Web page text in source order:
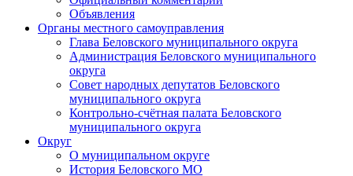
Объявления
Органы местного самоуправления
Глава Беловского муниципального округа
Администрация Беловского муниципального
округа
Совет народных депутатов Беловского
муниципального округа
Контрольно-счётная палата Беловского
муниципального округа
Округ
О муниципальном округе
История Беловского МО